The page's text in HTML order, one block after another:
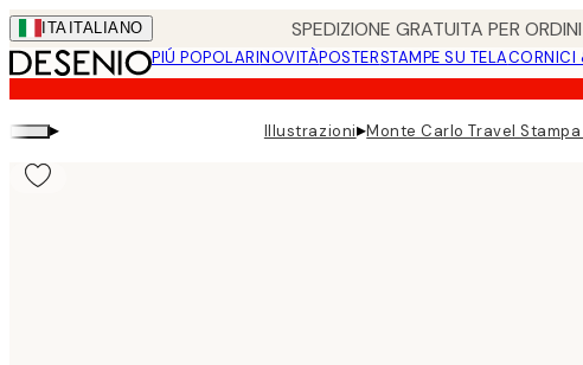
Skip
to
main
content.
ITA ITALIANO SPEDIZIONE GRATUITA PER
PIÚ POPOLARINOVITÀPOSTERSTAMPE SU TELACORNICI
▸ Illustrazioni▸Monte Carlo Travel Stampa